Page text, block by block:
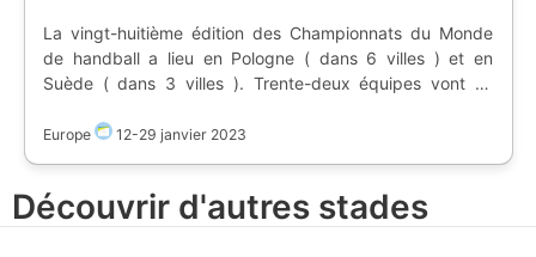
La vingt-huitième édition des Championnats du Monde
de handball a lieu en Pologne ( dans 6 villes ) et en
Suède ( dans 3 villes ). Trente-deux équipes vont se
au Danemark.
Europe 12-29 janvier 2023
Découvrir d'autres stades